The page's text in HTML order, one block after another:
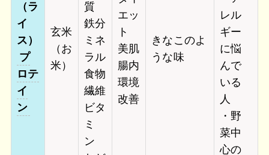
（ラ
イ
ス）
プ
ロテ
イ
ン
玄米
（お
米）
質
鉄分
ミネ
ラル
食物
繊維
ビタ
ミ
ン
エッ
ト
美肌
腸内
環境
改善
きなこのよ
うな味
レル
ギー
に悩
んで
いる
人
・野
菜中
心の